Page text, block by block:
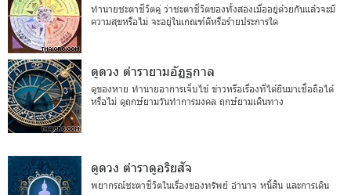
ทำนายชะตาชีวิตคู่ ว่าชะตาชีวิตของทั้งสองเมื่ออยู่ด้วยกันแล้วจะมี
ความสุขหรือไม่ จะอยู่ในเกณฑ์ดีหรือร้ายประการใด
ดูดวง ตำรายามอัฏฐกาล
ดูของหาย ทำนายอาการเจ็บไข้ ข่าวหรือเรื่องที่ได้ยินมาเชื่อถือได้
หรือไม่ ดูฤกษ์ยามวันทำการมงคล ฤกษ์ยามเดินทาง
ดูดวง ตำราดูอริยสัจ
พยากรณ์ชะตาชีวิตในเรื่องของทรัพย์ อำนาจ หนี้สิน และการเดิน